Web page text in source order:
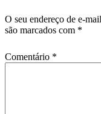
O seu endereço de e-
são marcados com *
Comentário *